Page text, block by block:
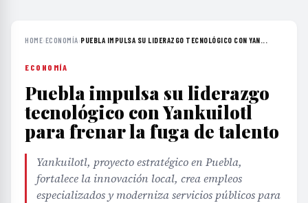
HOME›ECONOMÍA›PUEBLA IMPULSA SU LIDERAZGO TECNOLÓGICO CON YAN...
ECONOMÍA
Puebla impulsa su liderazgo
tecnológico con Yankuilotl
para frenar la fuga de talento
Yankuilotl, proyecto estratégico en Puebla,
fortalece la innovación local, crea empleos
especializados y moderniza servicios públicos para